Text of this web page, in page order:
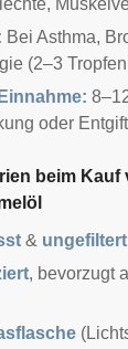
Bei Asthma,
(2–3
oder
beim Kauf
& ungefiltert
, bevorzugt